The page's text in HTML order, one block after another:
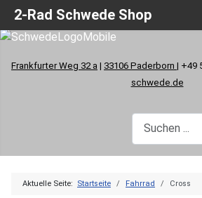
Frankfurter Weg 32 a | 33106 Paderborn | +49
schwede.de
Aktuelle Seite: Startseite Fahrrad Cross
2-Rad Schwede Shop